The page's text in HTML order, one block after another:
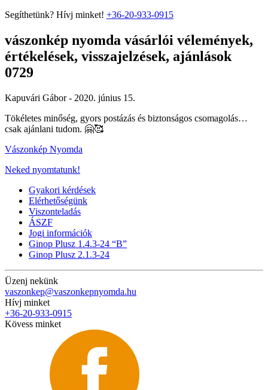
Segíthetünk? Hívj minket! +36-20-933-0915
vászonkép nyomda vásárlói vélemények,
értékelések, visszajelzések, ajánlások
0729
Kapuvári Gábor - 2020. június 15.
Tökéletes minőség, gyors postázás és biztonságos csomagolás…
csak ajánlani tudom. 🤗🥰
Vászonkép Nyomda
Neked nyomtatunk!
Gyakori kérdések
Elérhetőségünk
Viszonteladás
ÁSZF
Jogi információk
Ginop Plusz 1.4.3-24 “B”
Ginop Plusz 2.1.3-24
Üzenj nekünk
vaszonkep@vaszonkepnyomda.hu
Hívj minket
+36-20-933-0915
Kövess minket